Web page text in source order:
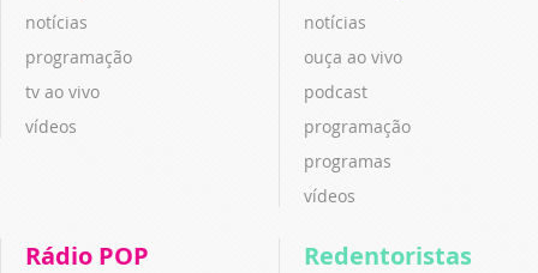
notícias
programação
tv ao vivo
vídeos
notícias
ouça ao vivo
podcast
programação
programas
vídeos
Rádio POP Redentoristas